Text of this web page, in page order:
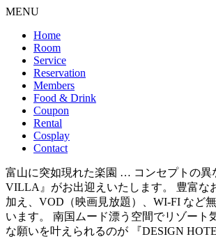
MENU
Home
Room
Service
Reservation
Members
Food & Drink
Coupon
Rental
Cosplay
Contact
富山に突如現れた楽園 … コンセプトの異
VILLA』がお出迎えいたします。 豊富な
加え、VOD（映画見放題）、WI-FI など
います。 南国ムード漂う空間でリゾート
な願いを叶えられるのが 『DESIGN